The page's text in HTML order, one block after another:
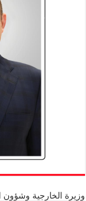
وزيرة الخارجية وشؤون